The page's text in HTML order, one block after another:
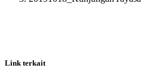
Link terkait